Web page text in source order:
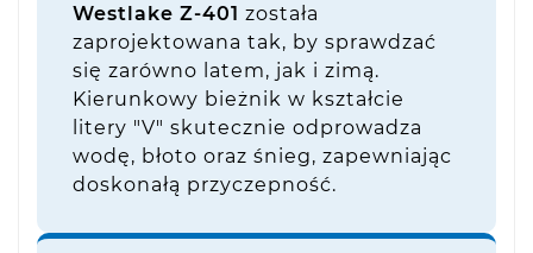
Westlake Z-401 została
zaprojektowana tak, by sprawdzać
się zarówno latem, jak i zimą.
Kierunkowy bieżnik w kształcie
litery "V" skutecznie odprowadza
wodę, błoto oraz śnieg, zapewniając
doskonałą przyczepność.